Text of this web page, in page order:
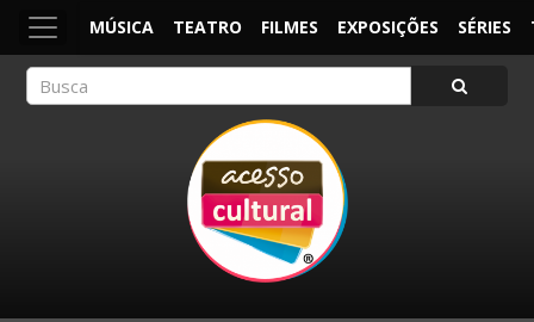
MÚSICA TEATRO FILMES EXPOSIÇÕES SÉRIES